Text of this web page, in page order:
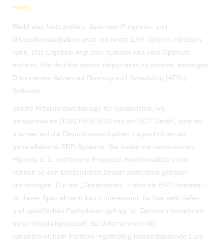
Bleibt also festzuhalten, dass man Prognose- und
Dispositionsaufgaben zwar mit einem ERP-System erledigen
kann. Das Ergebnis liegt aber zumeist weit vom Optimum
entfernt. Um deutlich besser disponieren zu können, benötigen
Disponenten Advanced Planning and Scheduling (APS-)
Software.
Solche Präzisionswerkzeuge für Spezialisten, wie
beispielsweise DISKOVER SCO von der SCT GmbH, sind viel
präziser auf die Dispositionsaufgaben zugeschnitten als
generalistische ERP-Systeme. Sie bieten zur verbesserten
Planung z. B. viel feinere Prognose-Funktionalitäten und
können so den tatsächlichen Bedarf bedeutend genauer
vorhersagen. Für die „Generalisten“ – also die ERP-Anbieter –
ist dieser Spezialmarkt kaum interessant, da hier sehr tiefes
und spezifisches Fachwissen gefragt ist. Dennoch besteht ein
hoher Handlungsbedarf, da Unternehmen mit
variantenreichem Portfolio regelmäßig hunderttausende Euro